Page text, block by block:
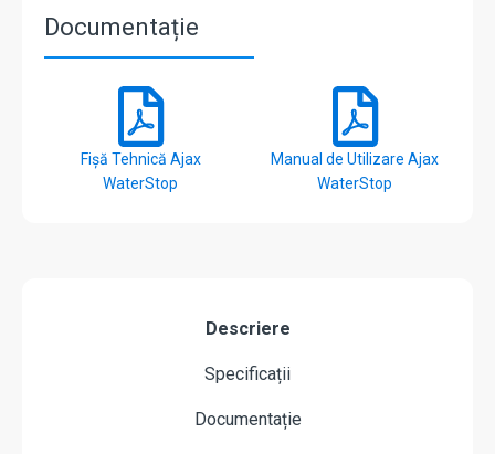
Documentație
Fișă Tehnică Ajax
WaterStop
Manual de Utilizare Ajax
WaterStop
Descriere
Specificații
Documentație